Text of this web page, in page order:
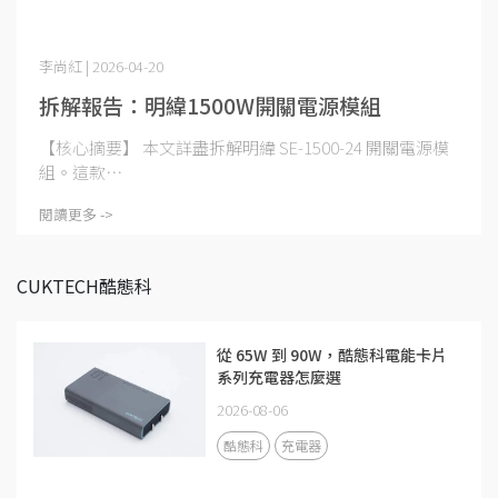
拆解報告：明緯1500W開關電源模組
李尚紅 | 2026-04-20
【核心摘要】 本文詳盡拆解明緯 SE-1500-24 開關電源模
組。這款⋯
閱讀更多 ->
CUKTECH酷態科
從 65W 到 90W，酷態科電能卡片
系列充電器怎麼選
2026-08-06
酷態科 充電器